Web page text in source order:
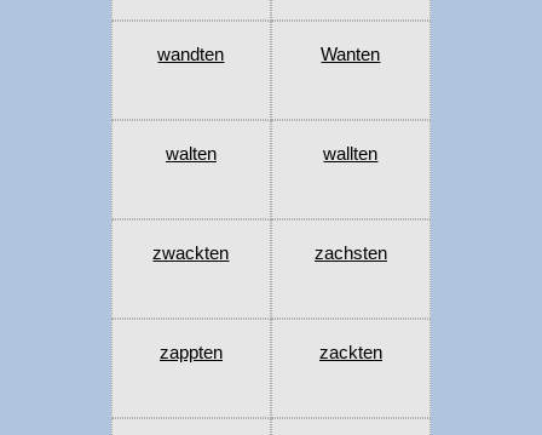
wandten Wanten
walten wallten
zwackten zachsten
zappten zackten